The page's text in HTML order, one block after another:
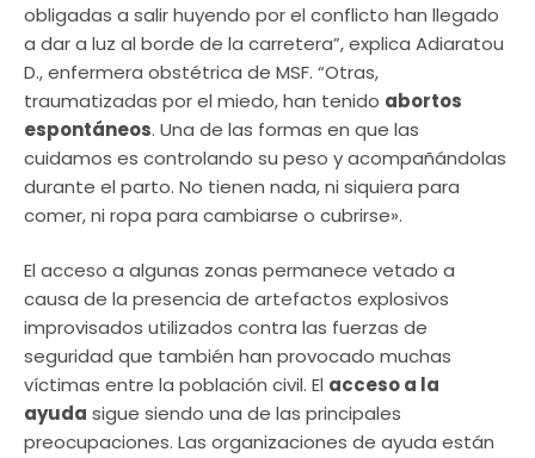
obligadas a salir huyendo por el conflicto han llegado
a dar a luz al borde de la carretera”, explica Adiaratou
D., enfermera obstétrica de MSF. “Otras,
traumatizadas por el miedo, han tenido abortos
espontáneos. Una de las formas en que las
cuidamos es controlando su peso y acompañándolas
durante el parto. No tienen nada, ni siquiera para
comer, ni ropa para cambiarse o cubrirse».
El acceso a algunas zonas permanece vetado a
causa de la presencia de artefactos explosivos
improvisados ​​utilizados contra las fuerzas de
seguridad que también han provocado muchas
víctimas entre la población civil. El acceso a la
ayuda sigue siendo una de las principales
preocupaciones. Las organizaciones de ayuda están